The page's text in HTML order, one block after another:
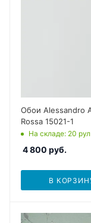
Обои Alessandro
Rossa 15021-1
На складе: 20 рул
4 800 руб.
В